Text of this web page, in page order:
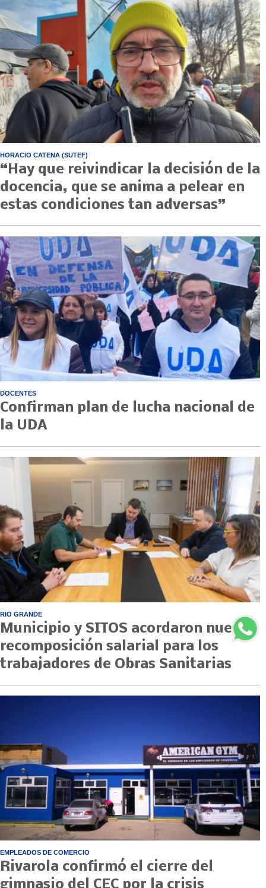
HORACIO CATENA (SUTEF)
“Hay que reivindicar la decisión de la
docencia, que se anima a pelear en
estas condiciones tan adversas”
DOCENTES
Confirman plan de lucha nacional de
la UDA
RIO GRANDE
Municipio y SITOS acordaron nueva
recomposición salarial para los
trabajadores de Obras Sanitarias
EMPLEADOS DE COMERCIO
Rivarola confirmó el cierre del
gimnasio del CEC por la crisis